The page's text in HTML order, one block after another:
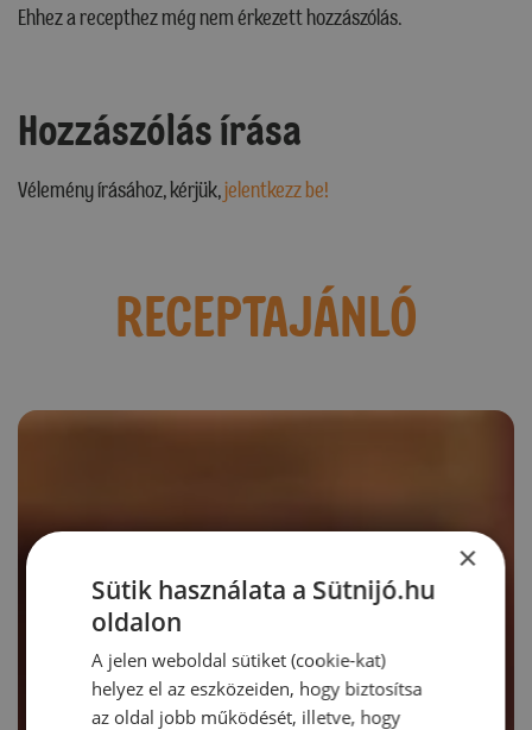
Ehhez a recepthez még nem érkezett hozzászólás.
Hozzászólás írása
Vélemény írásához, kérjük,jelentkezz be!
RECEPTAJÁNLÓ
×
Sütik használata a Sütnijó.hu
oldalon
A jelen weboldal sütiket (cookie-kat)
helyez el az eszközeiden, hogy biztosítsa
az oldal jobb működését, illetve, hogy